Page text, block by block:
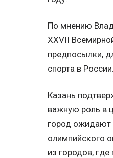
По мнению
XXVII
предпосылки,
спорта в России.
Казань
важную роль в
город
олимпийского
из городов,